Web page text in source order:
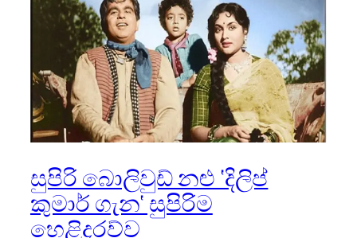
සුපිරි බොලිවුඩ් නළු ‘දිලිප්
කුමාර් ගැන‘ සුපිරිම
හෙළිදරව්ව